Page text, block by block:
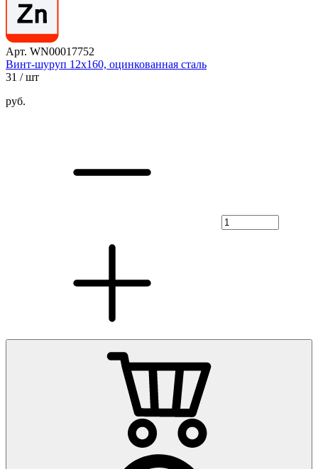
Арт. WN00017752
Винт-шуруп 12х160, оцинкованная сталь
31 / шт
руб.